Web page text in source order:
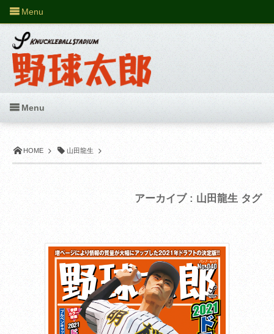
HOME 山田龍生
アーカイブ : 山田龍生 タグ
Menu
Menu